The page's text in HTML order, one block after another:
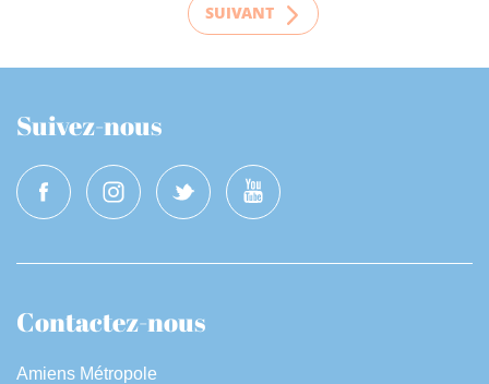
SUIVANT
Suivez-nous
Contactez-nous
Amiens Métropole